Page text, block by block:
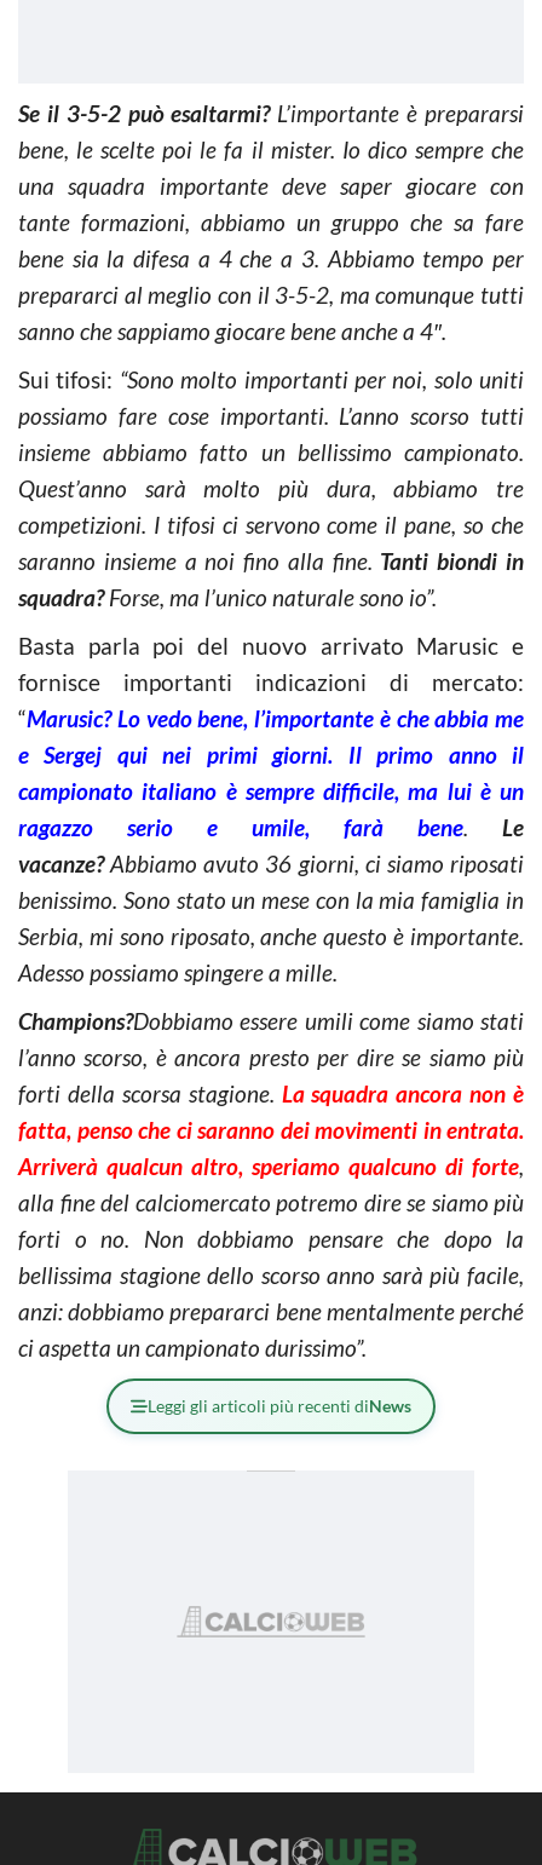
Se il 3-5-2 può esaltarmi?L’importante è prepararsi
bene, le scelte poi le fa il mister. Io dico sempre che
una squadra importante deve saper giocare con
tante formazioni, abbiamo un gruppo che sa fare
bene sia la difesa a 4 che a 3. Abbiamo tempo per
prepararci al meglio con il 3-5-2, ma comunque tutti
sanno che sappiamo giocare bene anche a 4″.
Sui tifosi: “Sono molto importanti per noi, solo uniti
possiamo fare cose importanti. L’anno scorso tutti
insieme abbiamo fatto un bellissimo campionato.
Quest’anno sarà molto più dura, abbiamo tre
competizioni. I tifosi ci servono come il pane, so che
saranno insieme a noi fino alla fine. Tanti biondi in
squadra?Forse, ma l’unico naturale sono io”.
Basta parla poi del nuovo arrivato Marusic e
fornisce importanti indicazioni di mercato:
“Marusic? Lo vedo bene, l’importante è che abbia me
e Sergej qui nei primi giorni. Il primo anno il
campionato italiano è sempre difficile, ma lui è un
ragazzo serio e umile, farà bene. Le
vacanze?Abbiamo avuto 36 giorni, ci siamo riposati
benissimo. Sono stato un mese con la mia famiglia in
Serbia, mi sono riposato, anche questo è importante.
Adesso possiamo spingere a mille.
Champions?Dobbiamo essere umili come siamo stati
l’anno scorso, è ancora presto per dire se siamo più
forti della scorsa stagione. La squadra ancora non è
fatta, penso che ci saranno dei movimenti in entrata.
Arriverà qualcun altro, speriamo qualcuno di forte,
alla fine del calciomercato potremo dire se siamo più
forti o no. Non dobbiamo pensare che dopo la
bellissima stagione dello scorso anno sarà più facile,
anzi: dobbiamo prepararci bene mentalmente perché
ci aspetta un campionato durissimo”.
Leggi gli articoli più recenti diNews